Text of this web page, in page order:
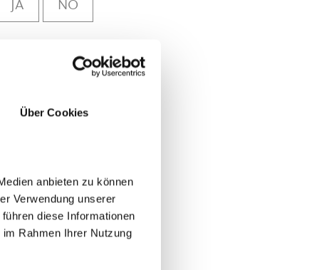
Über Cookies
anbieten zu können
Verwendung unserer
diese Informationen
Rahmen Ihrer Nutzung
JA NO